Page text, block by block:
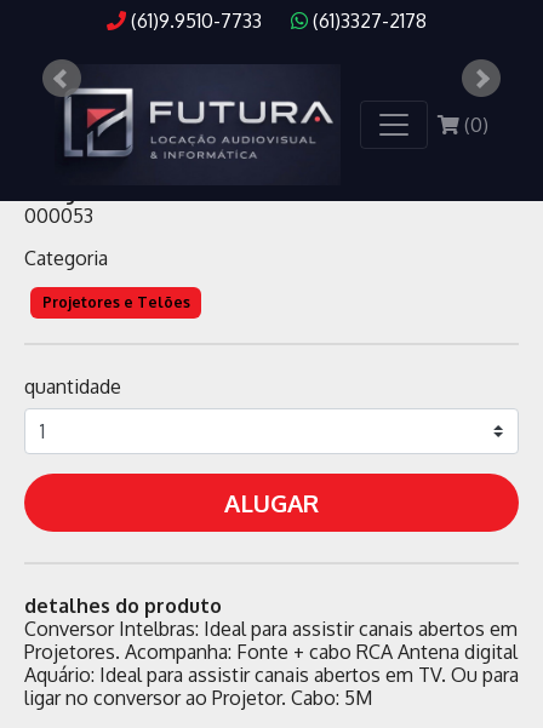
(61)9.9510-7733 (61)3327-2178
(0)
KIT CONVERSOR + ANTENA
000053
Categoria
Projetores e Telões
quantidade
ALUGAR
detalhes do produto
Conversor Intelbras: Ideal para assistir canais abertos em
Projetores. Acompanha: Fonte + cabo RCA Antena digital
Aquário: Ideal para assistir canais abertos em TV. Ou para
ligar no conversor ao Projetor. Cabo: 5M